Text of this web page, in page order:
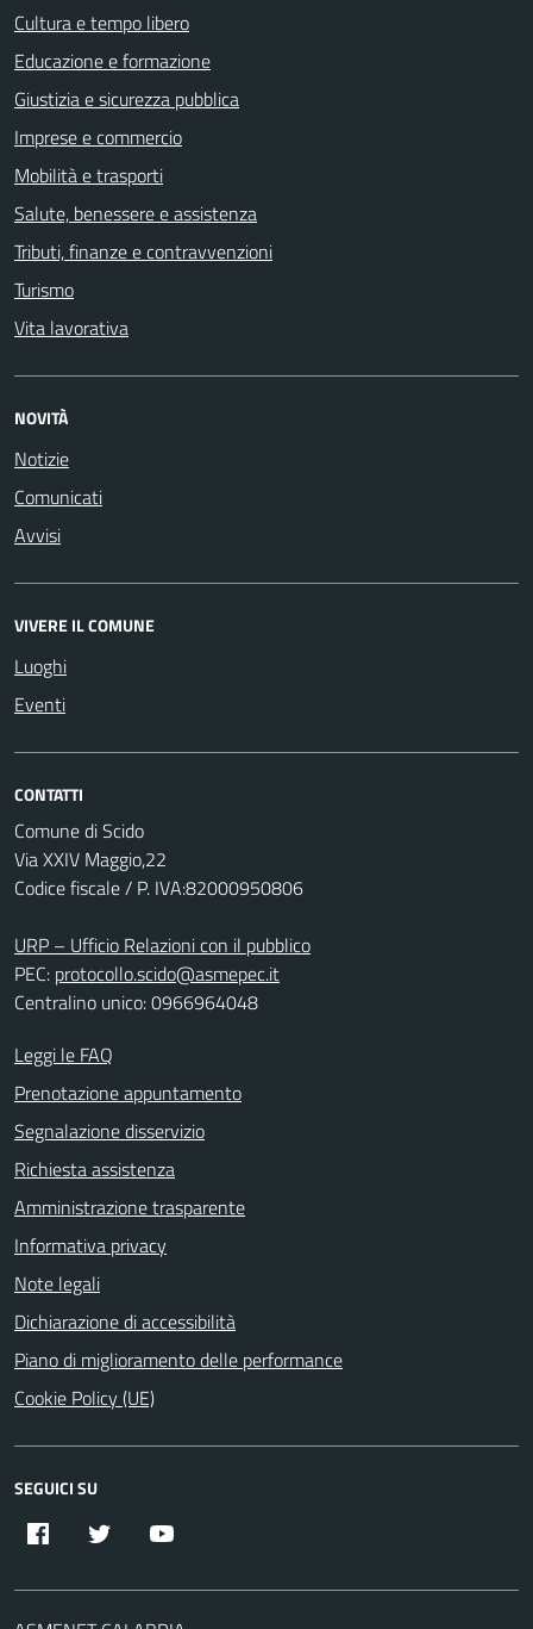
Cultura e tempo libero
Educazione e formazione
Giustizia e sicurezza pubblica
Imprese e commercio
Mobilità e trasporti
Salute, benessere e assistenza
Tributi, finanze e contravvenzioni
Turismo
Vita lavorativa
NOVITÀ
Notizie
Comunicati
Avvisi
VIVERE IL COMUNE
Luoghi
Eventi
CONTATTI
Comune di Scido
Via XXIV Maggio,22
Codice fiscale / P. IVA:82000950806
URP – Ufficio Relazioni con il pubblico
PEC: protocollo.scido@asmepec.it
Centralino unico: 0966964048
Leggi le FAQ
Prenotazione appuntamento
Segnalazione disservizio
Richiesta assistenza
Amministrazione trasparente
Informativa privacy
Note legali
Dichiarazione di accessibilità
Piano di miglioramento delle performance
Cookie Policy (UE)
SEGUICI SU
Facebook Twitter